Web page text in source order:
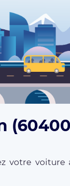
votre voiture